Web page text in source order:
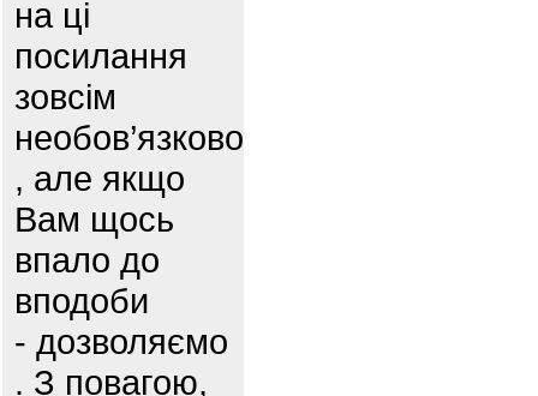
на ці
посилання
зовсім
необов’язково
, але якщо
Вам щось
впало до
вподоби
- дозволяємо
. З повагою,